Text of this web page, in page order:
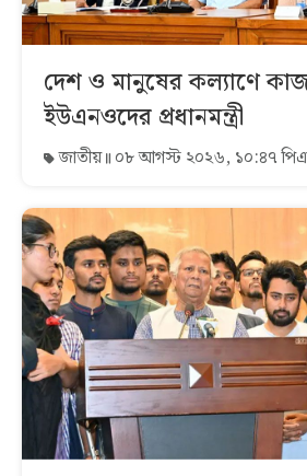
দেশ ও মানুষের কল্যাণে
ইউএনওদের প্রধানমন্ত্রী
জাতীয় ০৮ আগস্ট ২০২৬, ১০:৪৭